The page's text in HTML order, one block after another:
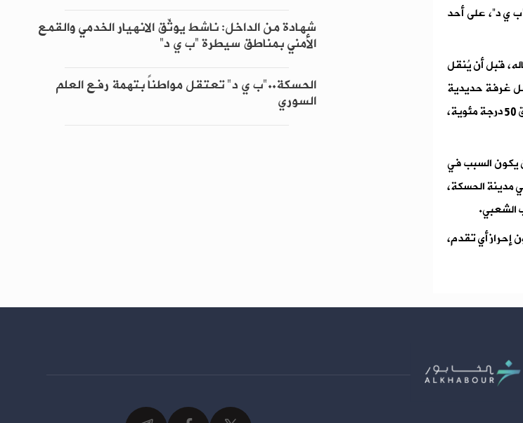
ي د”، على أحد
قبل أن يُنقل
غرفة حديدية
مسبقة الصنع، ومنع من الحصول على الماء، في ظل ارتفاع درجات الحرارة إلى ما فوق 50 درجة مئوية،
يكون السبب في
مدينة الحسكة،
الشعبي.
أي تقدم،
شهادة من الداخل: ناشط يوثّق الانهيار الخدمي والقمع
الأمني بمناطق سيطرة “ب ي د”
الحسكة.."ب ي د" تعتقل مواطناً بتهمة رفع العلم
السوري